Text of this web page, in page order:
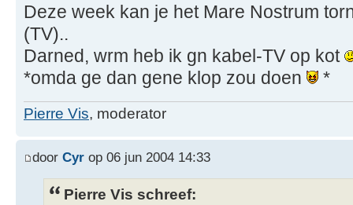
Deze week kan je het Mare Nostrum
(TV)..
Darned, wrm heb ik gn kabel-TV op kot
*omda ge dan gene klop zou doen
*
Pierre Vis, moderator
door Cyr op 06 jun 2004 14:33
Pierre Vis schreef: